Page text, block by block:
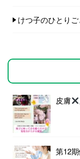
けつ子のひとりご
皮膚
第12